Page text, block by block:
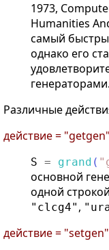
1973,
Humanities
самый
однако его
генераторами.
Различные
действие = "getgen"
S = grand ( "
основной
одной
"clcg4" ,
действие = "setgen"